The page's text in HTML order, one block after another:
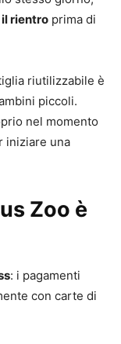
rientro prima di
riutilizzabile è
piccoli.
nel momento
iniziare una
Zoo è
: i pagamenti
con carte di